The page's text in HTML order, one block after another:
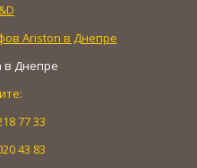
Ariston в Днепре
77 33
43 83